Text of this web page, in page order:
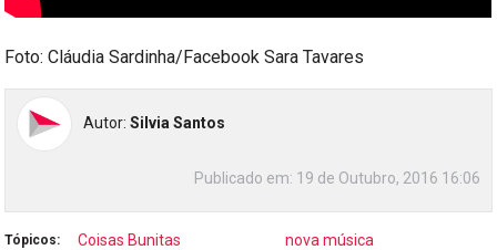
Foto: Cláudia Sardinha/Facebook Sara Tavares
Autor:Silvia Santos
Publicado em: 19 de Outubro, 2016 16:06
Tópicos: Coisas Bunitas nova música